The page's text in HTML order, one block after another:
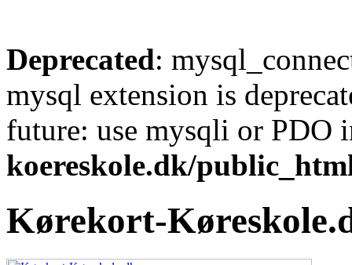
Deprecated:
mysql extension is
future: use mysqli or PDO
koereskole.dk/
Kørekort-